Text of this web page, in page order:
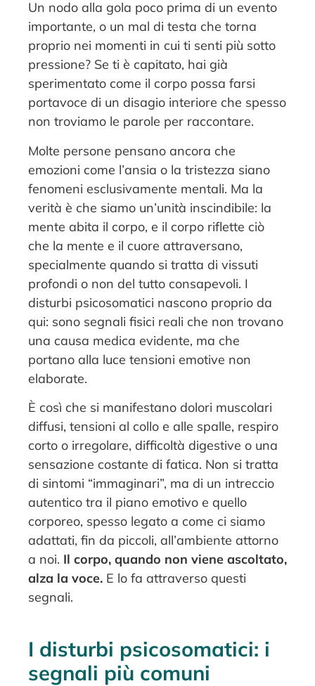
Un nodo alla gola poco prima di un evento
importante, o un mal di testa che torna
proprio nei momenti in cui ti senti più sotto
pressione? Se ti è capitato, hai già
sperimentato come il corpo possa farsi
portavoce di un disagio interiore che spesso
non troviamo le parole per raccontare.
Molte persone pensano ancora che
emozioni come l’ansia o la tristezza siano
fenomeni esclusivamente mentali. Ma la
verità è che siamo un’unità inscindibile: la
mente abita il corpo, e il corpo riflette ciò
che la mente e il cuore attraversano,
specialmente quando si tratta di vissuti
profondi o non del tutto consapevoli. I
disturbi psicosomatici nascono proprio da
qui: sono segnali fisici reali che non trovano
una causa medica evidente, ma che
portano alla luce tensioni emotive non
elaborate.
È così che si manifestano dolori muscolari
diffusi, tensioni al collo e alle spalle, respiro
corto o irregolare, difficoltà digestive o una
sensazione costante di fatica. Non si tratta
di sintomi “immaginari”, ma di un intreccio
autentico tra il piano emotivo e quello
corporeo, spesso legato a come ci siamo
adattati, fin da piccoli, all’ambiente attorno
a noi. Il corpo, quando non viene ascoltato,
alza la voce. E lo fa attraverso questi
segnali.
I disturbi psicosomatici: i
segnali più comuni